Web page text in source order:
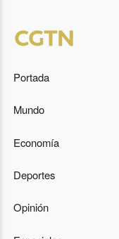
Portada
Mundo
Economía
Deportes
Opinión